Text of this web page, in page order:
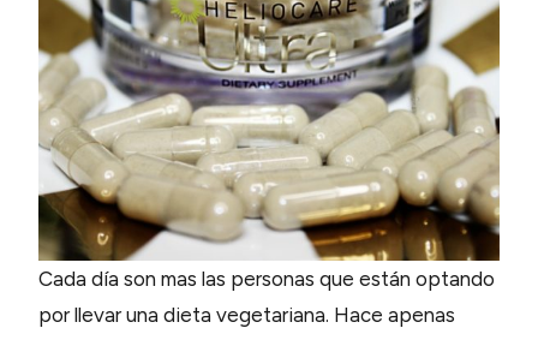
Cada día son mas las personas que están optando
por llevar una dieta vegetariana. Hace apenas